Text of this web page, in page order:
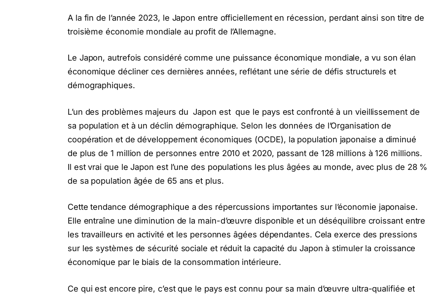
A la fin de l’année 2023, le Japon entre officiellement en récession, perdant ainsi son titre de
troisième économie mondiale au profit de l’Allemagne.
Le Japon, autrefois considéré comme une puissance économique mondiale, a vu son élan
économique décliner ces dernières années, reflétant une série de défis structurels et
démographiques.
L’un des problèmes majeurs du Japon est que le pays est confronté à un vieillissement de
sa population et à un déclin démographique. Selon les données de l’Organisation de
coopération et de développement économiques (OCDE), la population japonaise a diminué
de plus de 1 million de personnes entre 2010 et 2020, passant de 128 millions à 126 millions.
Il est vrai que le Japon est l’une des populations les plus âgées au monde, avec plus de 28 %
de sa population âgée de 65 ans et plus.
Cette tendance démographique a des répercussions importantes sur l’économie japonaise.
Elle entraîne une diminution de la main-d’œuvre disponible et un déséquilibre croissant entre
les travailleurs en activité et les personnes âgées dépendantes. Cela exerce des pressions
sur les systèmes de sécurité sociale et réduit la capacité du Japon à stimuler la croissance
économique par le biais de la consommation intérieure.
Ce qui est encore pire, c’est que le pays est connu pour sa main d’œuvre ultra-qualifiée et